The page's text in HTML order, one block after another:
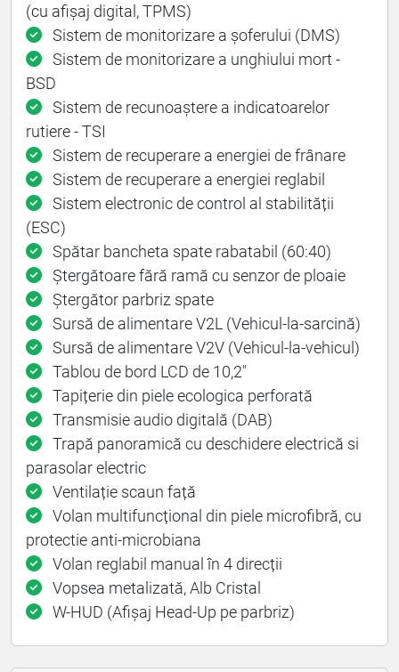
(cu afișaj digital, TPMS)
Sistem de monitorizare a șoferului (DMS)
Sistem de monitorizare a unghiului mort -
BSD
Sistem de recunoaștere a indicatoarelor
rutiere - TSI
Sistem de recuperare a energiei de frânare
Sistem de recuperare a energiei reglabil
Sistem electronic de control al stabilității
(ESC)
Spătar bancheta spate rabatabil (60:40)
Ștergătoare fără ramă cu senzor de ploaie
Ștergător parbriz spate
Sursă de alimentare V2L (Vehicul-la-sarcină)
Sursă de alimentare V2V (Vehicul-la-vehicul)
Tablou de bord LCD de 10,2"
Tapițerie din piele ecologica perforată
Transmisie audio digitală (DAB)
Trapă panoramică cu deschidere electrică si
parasolar electric
Ventilație scaun față
Volan multifuncțional din piele microfibră, cu
protectie anti-microbiana
Volan reglabil manual în 4 direcții
Vopsea metalizată, Alb Cristal
W-HUD (Afișaj Head-Up pe parbriz)